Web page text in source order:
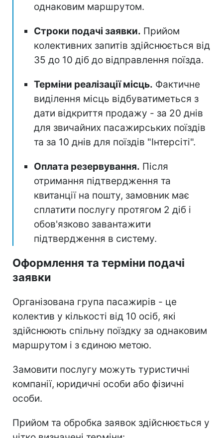
однаковим маршрутом.
Строки подачі заявки. Прийом
колективних запитів здійснюється від
35 до 10 діб до відправлення поїзда.
Терміни реалізації місць. Фактичне
виділення місць відбуватиметься з
дати відкриття продажу - за 20 днів
для звичайних пасажирських поїздів
та за 10 днів для поїздів "Інтерсіті".
Оплата резервування. Після
отримання підтвердження та
квитанції на пошту, замовник має
сплатити послугу протягом 2 діб і
обов'язково завантажити
підтвердження в систему.
Оформлення та терміни подачі
заявки
Організована група пасажирів - це
колектив у кількості від 10 осіб, які
здійснюють спільну поїздку за однаковим
маршрутом і з єдиною метою.
Замовити послугу можуть туристичні
компанії, юридичні особи або фізичні
особи.
Прийом та обробка заявок здійснюється у